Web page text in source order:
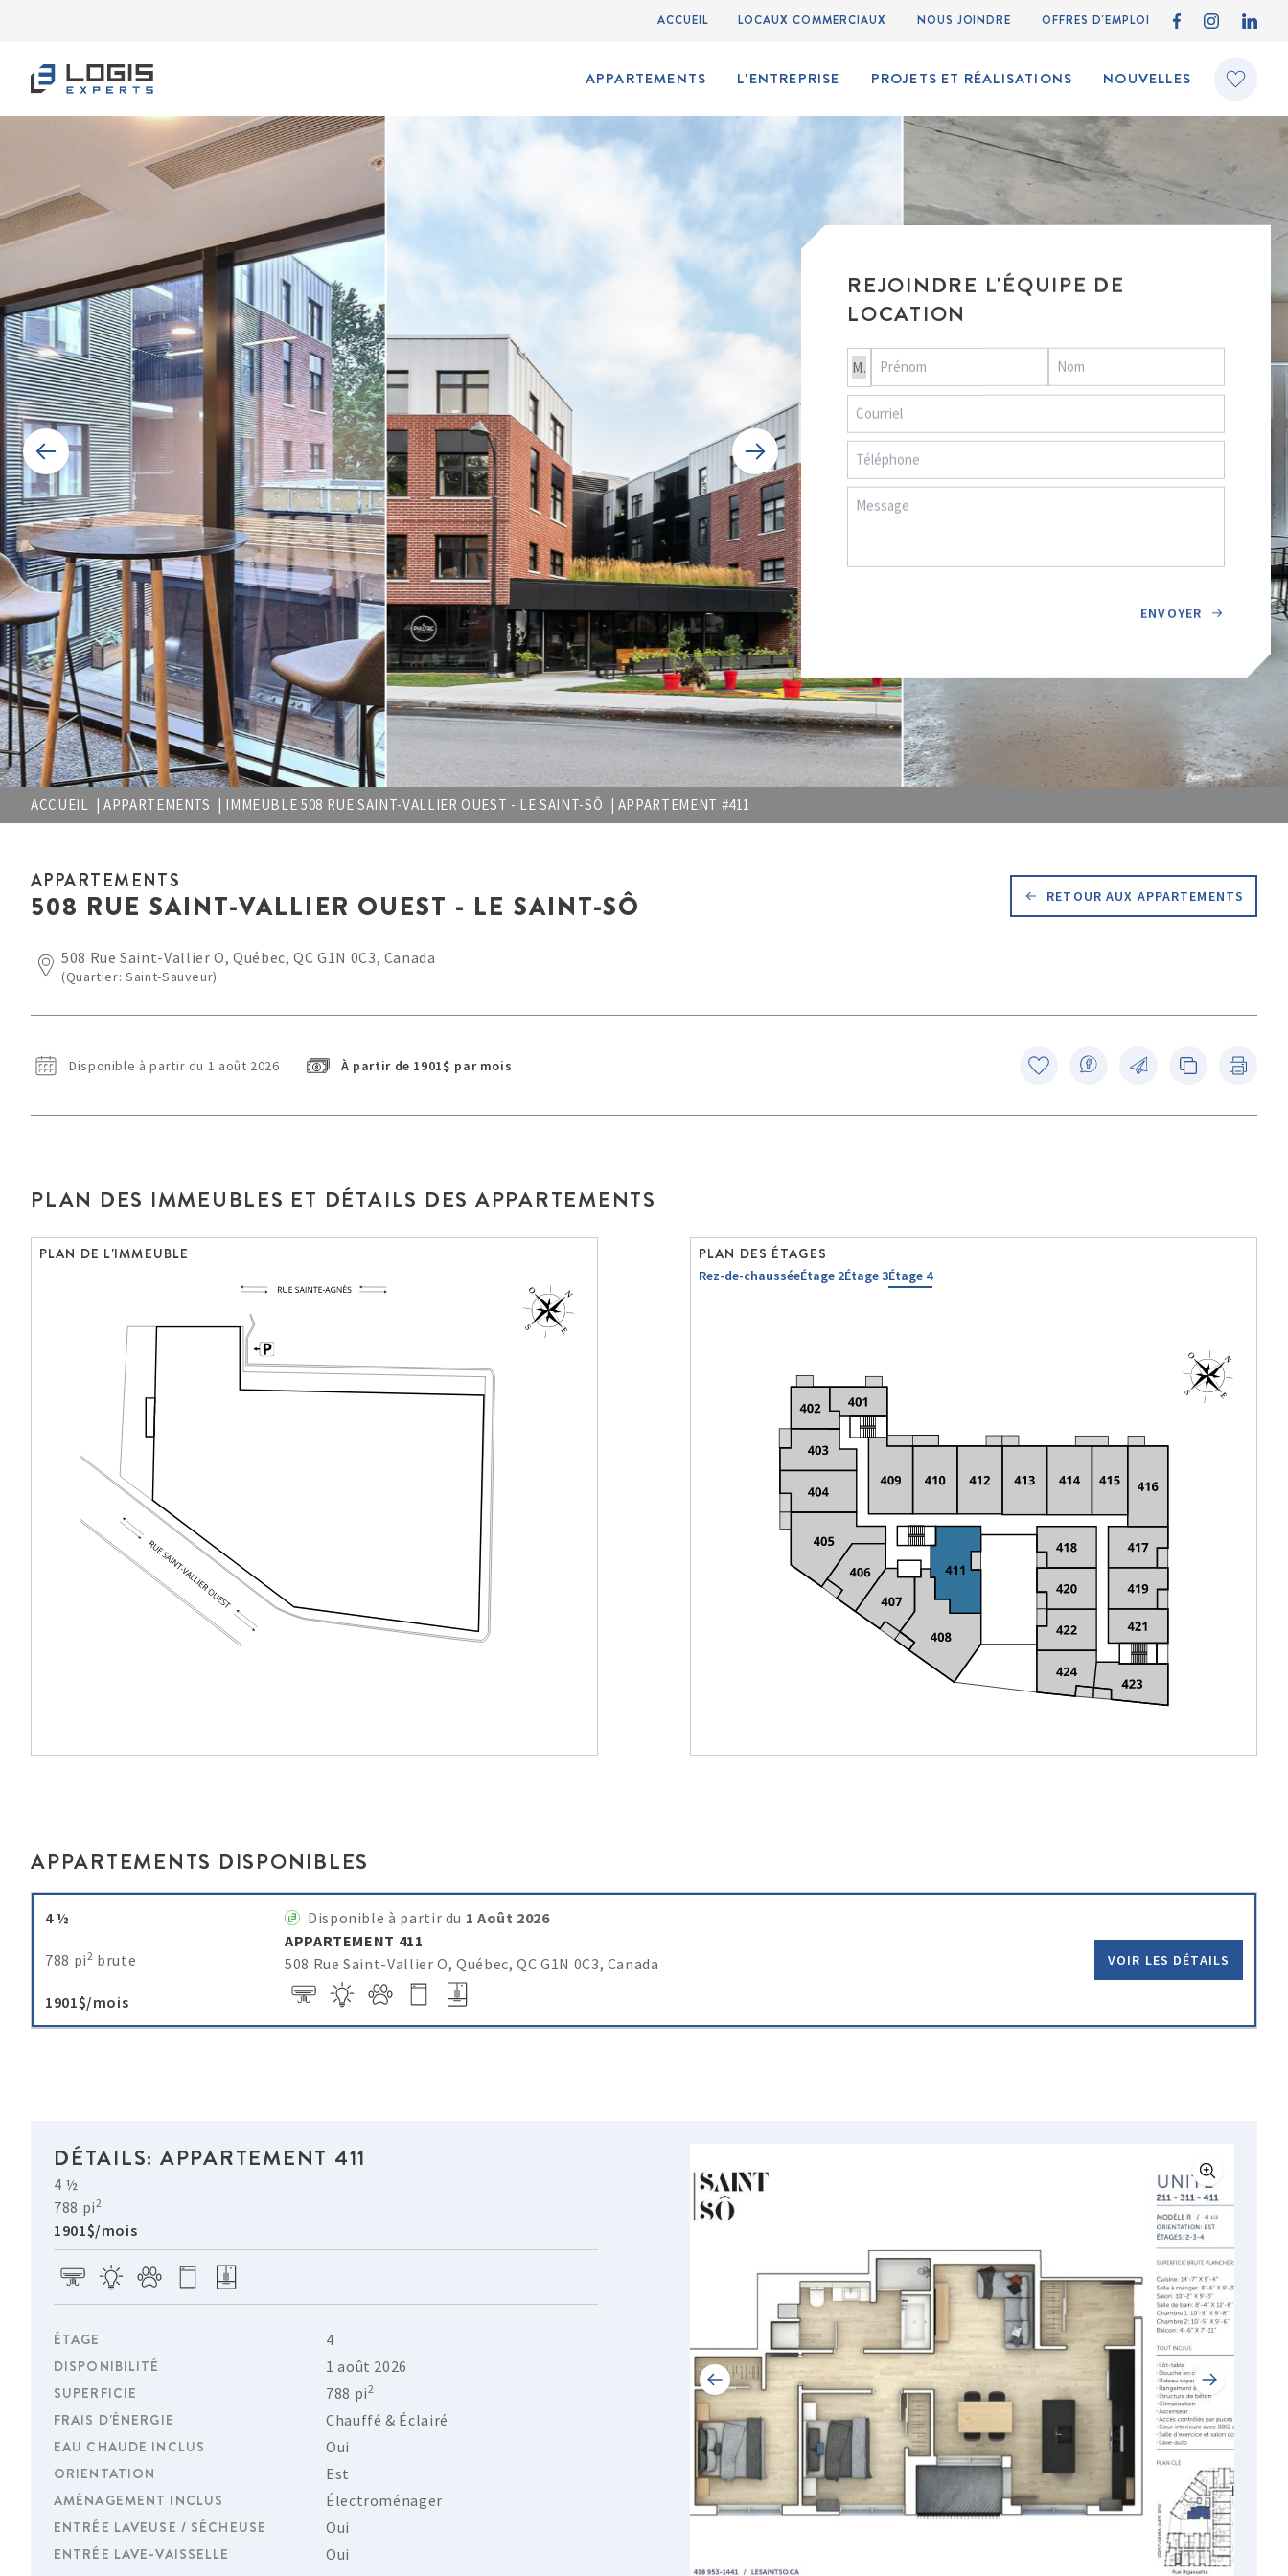
ACCUEIL LOCAUX COMMERCIAUX NOUS JOINDRE OFFRES D'EMPLOI
APPARTEMENTS L'ENTREPRISE PROJETS ET RÉALISATIONS NOUVELLES
REJOINDRE L'ÉQUIPE DE
LOCATION
ENVOYER
ACCUEIL |APPARTEMENTS | IMMEUBLE 508 RUE SAINT-VALLIER OUEST - LE SAINT-SÔ | APPARTEMENT #411
APPARTEMENTS
508 RUE SAINT-VALLIER OUEST - LE SAINT-SÔ RETOUR AUX APPARTEMENTS
508 Rue Saint-Vallier O, Québec, QC G1N 0C3, Canada
(Quartier: Saint-Sauveur)
Disponible à partir du 1 août 2026 À partir de 1901$ par mois
PLAN DES IMMEUBLES ET DÉTAILS DES APPARTEMENTS
PLAN DE L'IMMEUBLE PLAN DES ÉTAGES
Rez-de-chausséeÉtage 2Étage 3Étage 4
APPARTEMENTS DISPONIBLES
4 ½
788 pi2 brute
1901$/mois
Disponible à partir du 1 Août 2026
APPARTEMENT 411
508 Rue Saint-Vallier O, Québec, QC G1N 0C3, Canada
VOIR LES DÉTAILS
DÉTAILS: APPARTEMENT 411
4 ½
788 pi2
1901$/mois
ÉTAGE
4
DISPONIBILITÉ
1 août 2026
SUPERFICIE
788 pi2
FRAIS D'ÉNERGIE
Chauffé & Éclairé
EAU CHAUDE INCLUS
Oui
ORIENTATION
Est
AMÉNAGEMENT INCLUS
Électroménager
ENTRÉE LAVEUSE / SÉCHEUSE
Oui
ENTRÉE LAVE-VAISSELLE
Oui